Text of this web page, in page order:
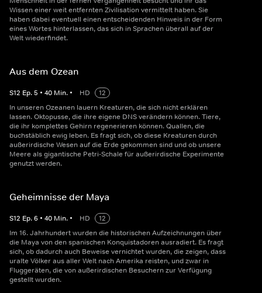
Wissen einer weit entfernten Zivilisation vermittelt haben. Sie
haben dabei eventuell einen entscheidenden Hinweis in der Form
eines Wortes hinterlassen, das sich in Sprachen überall auf der
Welt wiederfindet.
Aus dem Ozean
S12 Ep.5 • 40 Min. • HD
12
In unseren Ozeanen lauern Kreaturen, die sich nicht erklären
lassen. Oktopusse, die ihre eigene DNS verändern können. Tiere,
die ihr komplettes Gehirn regenerieren können. Quallen, die
buchstäblich ewig leben. Es fragt sich, ob diese Kreaturen durch
außerirdische Wesen auf die Erde gekommen sind und ob unsere
Meere als gigantische Petri-Schale für außerirdische Experimente
genutzt werden.
Geheimnisse der Maya
S12 Ep.6 • 40 Min. • HD
12
Im 16. Jahrhundert wurden die historischen Aufzeichnungen über
die Maya von den spanischen Konquistadoren ausradiert. Es fragt
sich, ob dadurch auch Beweise vernichtet wurden, die zeigen, dass
uralte Völker aus aller Welt nach Amerika reisten, und zwar in
Fluggeräten, die von außerirdischen Besuchern zur Verfügung
gestellt wurden.